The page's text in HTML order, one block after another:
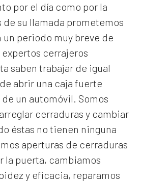
por el día como por la
su llamada prometemos
un periodo muy breve de
cerrajeros
saben trabajar de igual
abrir una caja fuerte
un automóvil. Somos
cerraduras y cambiar
éstas no tienen ninguna
aperturas de cerraduras
la puerta, cambiamos
y eficacia, reparamos